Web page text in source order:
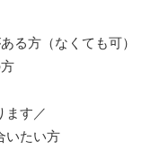
る方（なくても可）
ます／
いたい方